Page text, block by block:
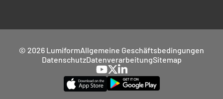
© 2026 LumiformAllgemeine Geschäftsbedingungen
DatenschutzDatenverarbeitungSitemap